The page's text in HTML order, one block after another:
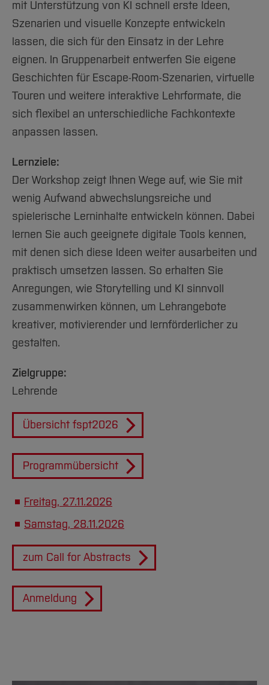
Arbeiten im FB G
Forschung und Projekte
International
Team
Studiengänge
Studieninteressierte
Aktuelles
Studium
Fachgruppen
Forschung und Entwicklung
International
Team
Service
Amtliche Bekanntmachungen
Notfall-Infos
BO Shop
Familiengerechte Hochschule
Gleichstellung
Diskriminierungsfreie Hochschule
Vertretungen
Wahlen
Hochschulbibliothek
Hochschulkommunikation
International Office
Medienzentrum
qed-Stiftung
Zentrale Studienberatung
mit Unterstützung von KI schnell erste Ideen,
Szenarien und visuelle Konzepte entwickeln
lassen, die sich für den Einsatz in der Lehre
eignen. In Gruppenarbeit entwerfen Sie eigene
Geschichten für Escape-Room-Szenarien, virtuelle
Touren und weitere interaktive Lehrformate, die
sich flexibel an unterschiedliche Fachkontexte
anpassen lassen.
Lernziele:
Der Workshop zeigt Ihnen Wege auf, wie Sie mit
wenig Aufwand abwechslungsreiche und
spielerische Lerninhalte entwickeln können. Dabei
lernen Sie auch geeignete digitale Tools kennen,
mit denen sich diese Ideen weiter ausarbeiten und
praktisch umsetzen lassen. So erhalten Sie
Anregungen, wie Storytelling und KI sinnvoll
zusammenwirken können, um Lehrangebote
kreativer, motivierender und lernförderlicher zu
gestalten.
Zielgruppe:
Lehrende
Übersicht fspt2026
Programmübersicht
Freitag, 27.11.2026
Samstag, 28.11.2026
zum Call for Abstracts
Anmeldung